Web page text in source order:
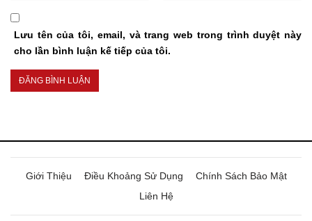
Lưu tên của tôi, email, và trang web trong trình duyệt này
cho lần bình luận kế tiếp của tôi.
Giới Thiệu Điều Khoảng Sử Dụng
Chính Sách Bảo Mật
Liên Hệ